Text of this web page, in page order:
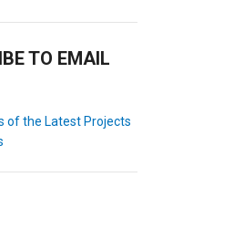
TO EMAIL
of the Latest Projects